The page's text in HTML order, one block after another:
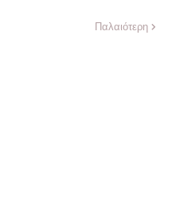
Παλαιότερη